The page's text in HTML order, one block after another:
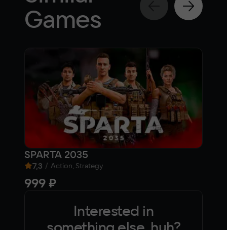
Games
SPARTA 2035
7,3 / Action, Strategy
999 ₽
Interested in